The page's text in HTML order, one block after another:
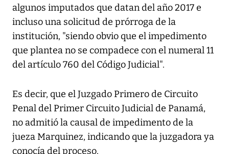
algunos imputados que datan del año 2017 e
incluso una solicitud de prórroga de la
institución, "siendo obvio que el impedimento
que plantea no se compadece con el numeral 11
del artículo 760 del Código Judicial".
Es decir, que el Juzgado Primero de Circuito
Penal del Primer Circuito Judicial de Panamá,
no admitió la causal de impedimento de la
jueza Marquinez, indicando que la juzgadora ya
conocía del proceso.